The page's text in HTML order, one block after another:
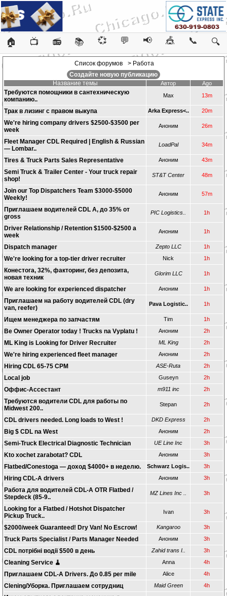
🏠 📺 📻 📚 💞 💬 📢 🎪 📞 🔍
Список форумов
> Работа
Создайте новую публикацию
Название темы
Автор Ago
Требуются помощники в сантехническую
компанию..
Max 13m
Трак в лизинг с правом выкупа Arka Express<.. 20m
We're hiring company drivers $2500-$3500 per
week
Аноним 26m
Fleet Manager CDL Required | English & Russian
— Lombar..
LoadPal 34m
Tires & Truck Parts Sales Representative Аноним 43m
Semi Truck & Trailer Center - Your truck repair
shop!
ST&T Center 48m
Join our Top Dispatchers Team $3000-$5000
Weekly!
Аноним 57m
Приглашаем водителей CDL A, до 35% от
gross
PIC Logistics.. 1h
Driver Relationship / Retention $1500-$2500 a
week
Аноним 1h
Dispatch manager Zepto LLC 1h
We're looking for a top-tier driver recruiter Nick 1h
Конестога, 32%, факторинг, без депозита,
новая техник
Glorim LLC 1h
We are looking for experienced dispatcher Аноним 1h
Приглашаем на работу водителей CDL (dry
van, reefer)
Pava Logistic.. 1h
Ищем менеджера по запчастям Tim 1h
Be Owner Operator today ! Trucks na Vyplatu ! Аноним 2h
ML King is Looking for Driver Recruiter ML King 2h
We're hiring experienced fleet manager Аноним 2h
Hiring CDL 65-75 CPM ASE-Ruta 2h
Local job Guseyn 2h
Оффис-Ассестант m911 inc 2h
​Требуются водители CDL для работы по
Midwest 200..
Stepan 2h
CDL drivers needed. Long loads to West ! DKD Express 2h
Big $ CDL na West Аноним 2h
Semi-Truck Electrical Diagnostic Technician UE Line Inc 3h
Kto xochet zarabotat? CDL Аноним 3h
Flatbed/Conestoga — доход $4000+ в неделю. Schwarz Logis.. 3h
Hiring CDL-A drivers Аноним 3h
Работа для водителей CDL-A OTR Flatbed /
Stepdeck (85-9..
MZ Lines Inc .. 3h
Looking for a Flatbed / Hotshot Dispatcher
Pickup Truck..
Ivan 3h
$2000/week Guaranteed! Dry Van! No Escrow! Kangaroo 3h
Truck Parts Specialist / Parts Manager Needed Аноним 3h
CDL потрібні водії $500 в день Zahid trans I.. 3h
Cleaning Service 🧹 Anna 4h
Приглашаем CDL-A Drivers. До 0.85 per mile Alice 4h
Clening/Уборка. Приглашаем сотрудниц Maid Green 4h